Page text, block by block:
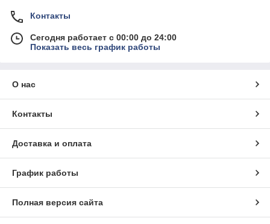
Контакты
Сегодня работает с 00:00 до 24:00
Показать весь график работы
О нас
Контакты
Доставка и оплата
График работы
Полная версия сайта